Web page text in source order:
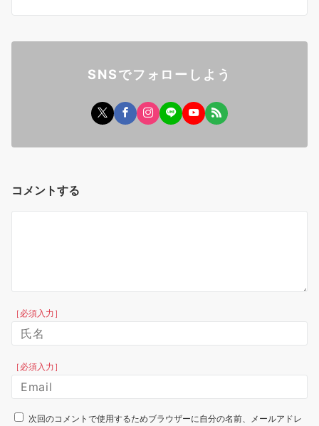
SNSでフォローしよう
コメントする
［必須入力］
［必須入力］
次回のコメントで使用するためブラウザーに自分の名前、メールアドレ